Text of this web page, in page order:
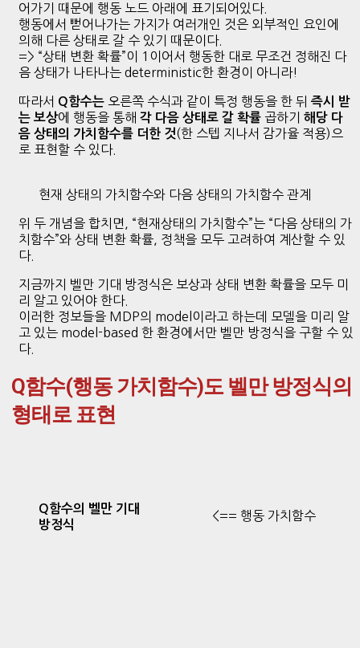
어가기 때문에 행동 노드 아래에 표기되어있다.
행동에서 뻗어나가는 가지가 여러개인 것은 외부적인 요인에
의해 다른 상태로 갈 수 있기 때문이다.
=> “상태 변환 확률”이 1이어서 행동한 대로 무조건 정해진 다
음 상태가 나타나는 deterministic한 환경이 아니라!
따라서 Q함수는 오른쪽 수식과 같이 특정 행동을 한 뒤 즉시 받
는 보상에 행동을 통해 각 다음 상태로 갈 확률 곱하기 해당 다
음 상태의 가치함수를 더한 것(한 스텝 지나서 감가율 적용)으
로 표현할 수 있다.
현재 상태의 가치함수와 다음 상태의 가치함수 관계
위 두 개념을 합치면, “현재상태의 가치함수”는 “다음 상태의 가
치함수”와 상태 변환 확률, 정책을 모두 고려하여 계산할 수 있
다.
지금까지 벨만 기대 방정식은 보상과 상태 변환 확률을 모두 미
리 알고 있어야 한다.
이러한 정보들을 MDP의 model이라고 하는데 모델을 미리 알
고 있는 model-based 한 환경에서만 벨만 방정식을 구할 수 있
다.
Q함수(행동 가치함수)도 벨만 방정식의
형태로 표현
Q함수의 벨만 기대
방정식
<== 행동 가치함수